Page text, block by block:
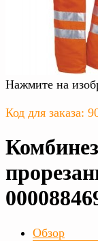
Нажмите на
Код для заказа:
Обзор